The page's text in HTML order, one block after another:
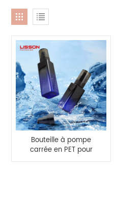
Bouteille à pompe
carrée en PET pour
lavage du visage, 100